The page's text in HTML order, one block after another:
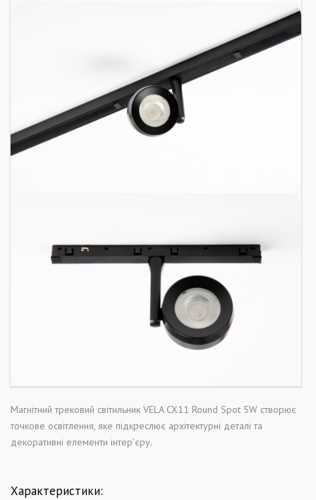
Магнітний трековий світильник VELA CX11 Round Spot 5W створює
точкове освітлення, яке підкреслює архітектурні деталі та
декоративні елементи інтер’єру.
Характеристики: